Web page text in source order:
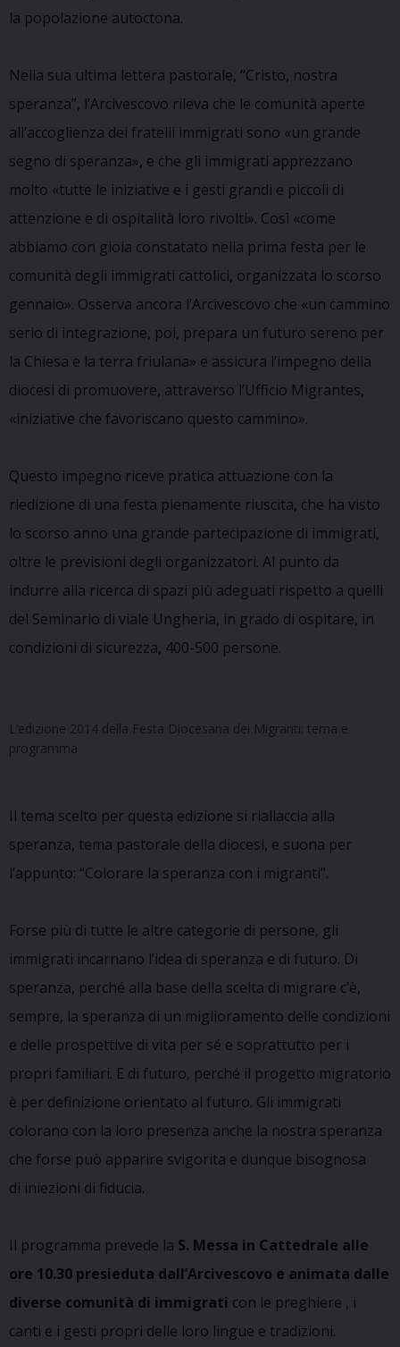
la popolazione autoctona.
Nella sua ultima lettera pastorale, “Cristo, nostra
speranza”, l’Arcivescovo rileva che le comunità aperte
all’accoglienza dei fratelli immigrati sono «un grande
segno di speranza», e che gli immigrati apprezzano
molto «tutte le iniziative e i gesti grandi e piccoli di
attenzione e di ospitalità loro rivolti». Così «come
abbiamo con gioia constatato nella prima festa per le
comunità degli immigrati cattolici, organizzata lo scorso
gennaio». Osserva ancora l’Arcivescovo che «un cammino
serio di integrazione, poi, prepara un futuro sereno per
la Chiesa e la terra friulana» e assicura l’impegno della
diocesi di promuovere, attraverso l’Ufficio Migrantes,
«iniziative che favoriscano questo cammino».
Questo impegno riceve pratica attuazione con la
riedizione di una festa pienamente riuscita, che ha visto
lo scorso anno una grande partecipazione di immigrati,
oltre le previsioni degli organizzatori. Al punto da
indurre alla ricerca di spazi più adeguati rispetto a quelli
del Seminario di viale Ungheria, in grado di ospitare, in
condizioni di sicurezza, 400-500 persone.
L’edizione 2014 della Festa Diocesana dei Migranti: tema e
programma
Il tema scelto per questa edizione si riallaccia alla
speranza, tema pastorale della diocesi, e suona per
l’appunto: “Colorare la speranza con i migranti”.
Forse più di tutte le altre categorie di persone, gli
immigrati incarnano l’idea di speranza e di futuro. Di
speranza, perché alla base della scelta di migrare c’è,
sempre, la speranza di un miglioramento delle condizioni
e delle prospettive di vita per sé e soprattutto per i
propri familiari. E di futuro, perché il progetto migratorio
è per definizione orientato al futuro. Gli immigrati
colorano con la loro presenza anche la nostra speranza
che forse può apparire svigorita e dunque bisognosa
di iniezioni di fiducia.
Il programma prevede la S. Messa in Cattedrale alle
ore 10.30 presieduta dall’Arcivescovo e animata dalle
diverse comunità di immigrati con le preghiere , i
canti e i gesti propri delle loro lingue e tradizioni.